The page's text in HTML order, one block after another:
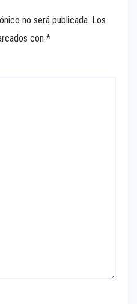
no será publicada. Los
con *